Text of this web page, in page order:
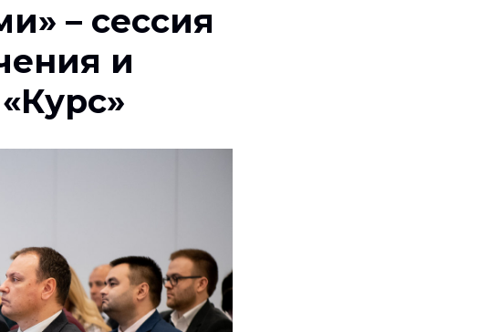
– сессия
и